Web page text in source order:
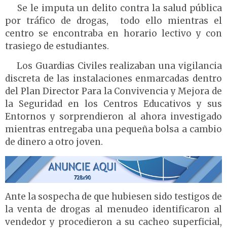
 Se le imputa un delito contra la salud pública
por tráfico de drogas, todo ello mientras el
centro se encontraba en horario lectivo y con
trasiego de estudiantes.
Los Guardias Civiles realizaban una vigilancia
discreta de las instalaciones enmarcadas dentro
del Plan Director Para la Convivencia y Mejora de
la Seguridad en los Centros Educativos y sus
Entornos y sorprendieron al ahora investigado
mientras entregaba una pequeña bolsa a cambio
de dinero a otro joven.
Ante la sospecha de que hubiesen sido testigos de
la venta de drogas al menudeo identificaron al
vendedor y procedieron a su cacheo superficial,